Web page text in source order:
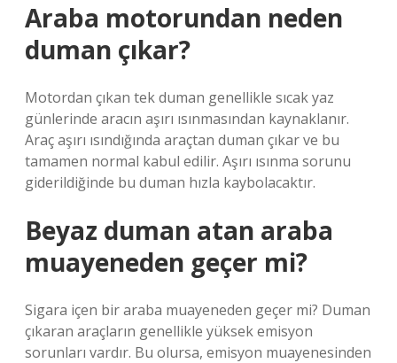
Araba motorundan neden
duman çıkar?
Motordan çıkan tek duman genellikle sıcak yaz
günlerinde aracın aşırı ısınmasından kaynaklanır.
Araç aşırı ısındığında araçtan duman çıkar ve bu
tamamen normal kabul edilir. Aşırı ısınma sorunu
giderildiğinde bu duman hızla kaybolacaktır.
Beyaz duman atan araba
muayeneden geçer mi?
Sigara içen bir araba muayeneden geçer mi? Duman
çıkaran araçların genellikle yüksek emisyon
sorunları vardır. Bu olursa, emisyon muayenesinden